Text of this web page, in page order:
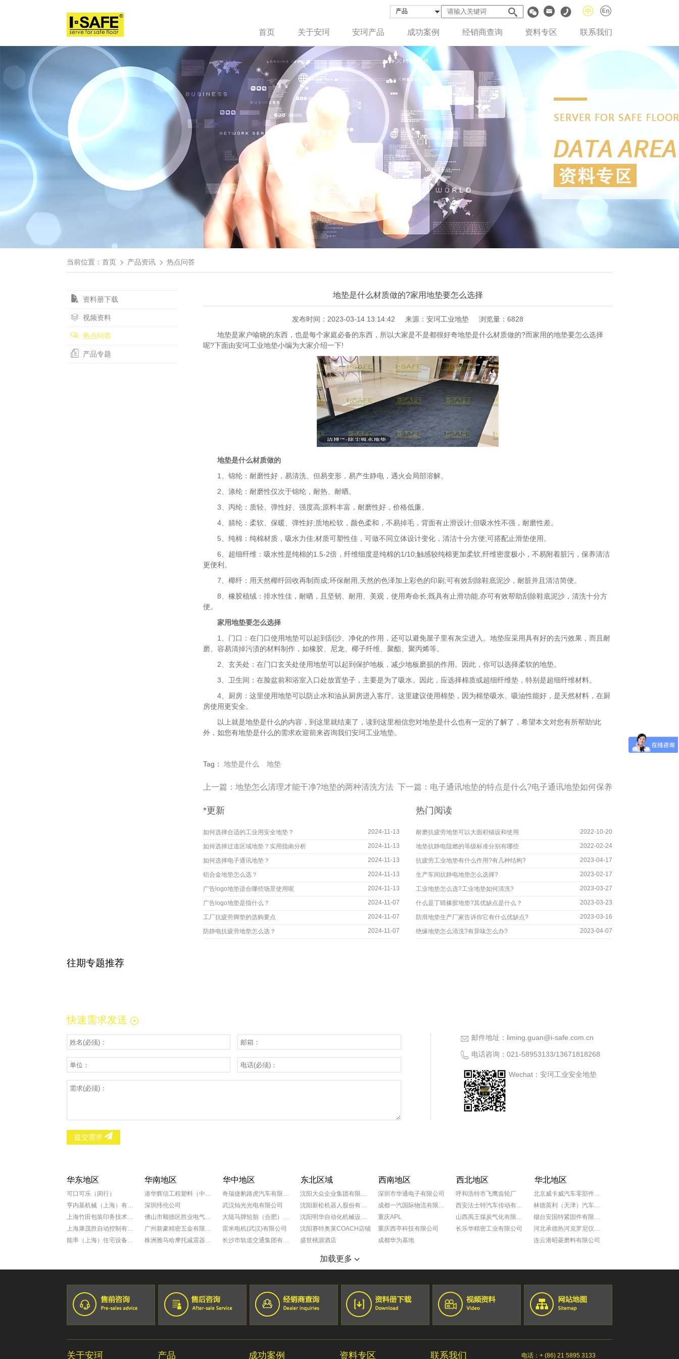
首页 关于安珂 安珂产品 成功案例 经销商查询 资料专区 联系我们
当前位置： 首页 产品资讯 热点问答
资料册下载
视频资料
热点问答
产品专题
地垫是什么材质做的?家用地垫要怎么选择
发布时间：2023-03-14 13:14:42 来源：安珂工业地垫
浏览量：6828
地垫是家户喻晓的东西，也是每个家庭必备的东西，所以大家是不是都很好奇地垫是什么材质做的?而家用的地垫要怎么选择
呢?下面由安珂工业地垫小编为大家介绍一下!
地垫是什么材质做的
1、锦纶：耐磨性好，易清洗、但易变形，易产生静电，遇火会局部溶解。
2、涤纶：耐磨性仅次于锦纶，耐热、耐晒。
3、丙纶：质轻、弹性好、强度高;原料丰富，耐磨性好，价格低廉。
4、腈纶：柔软、保暖、弹性好;质地松软，颜色柔和，不易掉毛，背面有止滑设计;但吸水性不强，耐磨性差。
5、纯棉：纯棉材质，吸水力佳;材质可塑性佳，可做不同立体设计变化，清洁十分方便;可搭配止滑垫使用。
6、超细纤维：吸水性是纯棉的1.5-2倍，纤维细度是纯棉的1/10;触感较纯棉更加柔软,纤维密度极小，不易附着脏污，保养清洁
更便利。
7、椰纤：用天然椰纤回收再制而成;环保耐用,天然的色泽加上彩色的印刷;可有效刮除鞋底泥沙，耐脏并且清洁简便。
8、橡胶植绒：排水性佳，耐晒，且坚韧、耐用、美观，使用寿命长;既具有止滑功能,亦可有效帮助刮除鞋底泥沙，清洗十分方
便。
家用地垫要怎么选择
1、门口：在门口使用地垫可以起到刮沙、净化的作用，还可以避免屋子里有灰尘进入。地垫应采用具有好的去污效果，而且耐
磨、容易清掉污渍的材料制作，如橡胶、尼龙、椰子纤维、聚酯、聚丙烯等。
2、玄关处：在门口玄关处使用地垫可以起到保护地板，减少地板磨损的作用。因此，你可以选择柔软的地垫。
3、卫生间：在脸盆前和浴室入口处放置垫子，主要是为了吸水。因此，应选择棉质或超细纤维垫，特别是超细纤维材料。
4、厨房：这里使用地垫可以防止水和油从厨房进入客厅。这里建议使用棉垫，因为棉垫吸水、吸油性能好，是天然材料，在厨
房使用更安全。
以上就是地垫是什么的内容，到这里就结束了，读到这里相信您对地垫是什么也有一定的了解了，希望本文对您有所帮助!此
外，如您有地垫是什么的需求欢迎前来咨询我们安珂工业地垫。
Tag： 地垫是什么 地垫
上一篇： 地垫怎么清理才能干净?地垫的两种清洗方法 下一篇： 电子通讯地垫的特点是什么?电子通讯地垫如何保养
*更新
如何选择合适的工业用安全地垫？ 2024-11-13
如何选择过道区域地垫？实用指南分析 2024-11-13
如何选择电子通讯地垫？ 2024-11-13
铝合金地垫怎么选？ 2024-11-13
广告logo地垫适合哪些场景使用呢 2024-11-13
广告logo地垫是指什么？ 2024-11-07
工厂抗疲劳脚垫的选购要点 2024-11-07
防静电抗疲劳地垫怎么选？ 2024-11-07
热门阅读
耐磨抗疲劳地垫可以大面积铺设和使用 2022-10-20
地垫抗静电阻燃的等级标准分别有哪些 2022-02-24
抗疲劳工业地垫有什么作用?有几种结构? 2023-04-17
生产车间抗静电地垫怎么选择? 2023-02-17
工业地垫怎么选?工业地垫如何清洗? 2023-03-27
什么是丁晴橡胶地垫?其优缺点是什么？ 2023-03-23
防滑地垫生产厂家告诉你它有什么优缺点? 2023-03-16
绝缘地垫怎么清洗?有异味怎么办? 2023-04-07
往期专题推荐
快速需求发送
提交需求
邮件地址： liming.guan@i-safe.com.cn
电话咨询： 021-58953133/13671818268
Wechat：安珂工业安全地垫
华东地区 华南地区 华中地区 东北区域 西南地区 西北地区 华北地区
可口可乐（闵行）
亨内基机械（上海）有限公司
上海竹田包装印务技术有限公司
上海康茂胜自动控制有限公司
能率（上海）住宅设备有限公司
宁波兴业盛泰集团有限公司
南京星乔威泰克汽车零部件有限公司
苏州众捷汽车零部件有限公司
港华辉信工程塑料（中山）有限公司
深圳纬伦公司
佛山市顺德区胜业电气有限公司
广州新豪精密五金有限公司
株洲雅马哈摩托减震器有限公司
佛山一汽
佛山百威啤酒厂
广汽三菱
奇瑞捷豹路虎汽车有限公司
武汉灿光光电有限公司
大陆马牌轮胎（合肥）有限公司
雷米电机(武汉)有限公司
长沙市轨道交通集团有限公司
郑州财经学院
沈阳大众企业集团有限公司
沈阳新松机器人股份有限公司
沈阳明华自动化机械设备有限公司
沈阳赛特奥莱COACH店铺
盛世桃源酒店
抚顺万达广场
黑龙江佳木斯国宾馆
锦州喜来登酒店
宏孚大厦
丹东万达嘉华酒店
深圳市华通电子有限公司
成都一汽国际物流有限公司
重庆APL
重庆西亭科技有限公司
成都华为基地
成都富维江森汽车配件有限公司
巴斯夫（重庆）化学品有限公司
成都莫仕连接器有限公司
成都富维江森自控汽车饰件系统有限公司
呼和浩特市飞鹰齿轮厂
西安法士特汽车传动有限责任公司
山西禹王煤炭气化有限公司
长乐华精密工业有限公司
北京威卡威汽车零部件股份有限公司
林德英利（天津）汽车部件有限公司
烟台安国特紧固件有限公司
河北承德热河克罗尼仪表公司
连云港昭菱磨料有限公司
蒂森克虏伯发动机零部件（中国）有限公司
约翰迪尔(天津)有限公司
廊坊卢卡斯伟利达廊重制动有限公司
加载更多
关于安珂 产品 成功案例 资料专区 联系我们 电话：+ (86) 21 5895 3133